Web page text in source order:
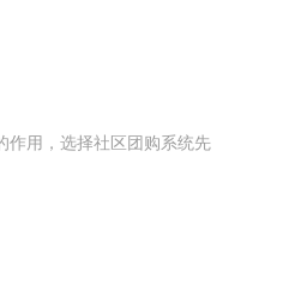
作用，选择社区团购系统先